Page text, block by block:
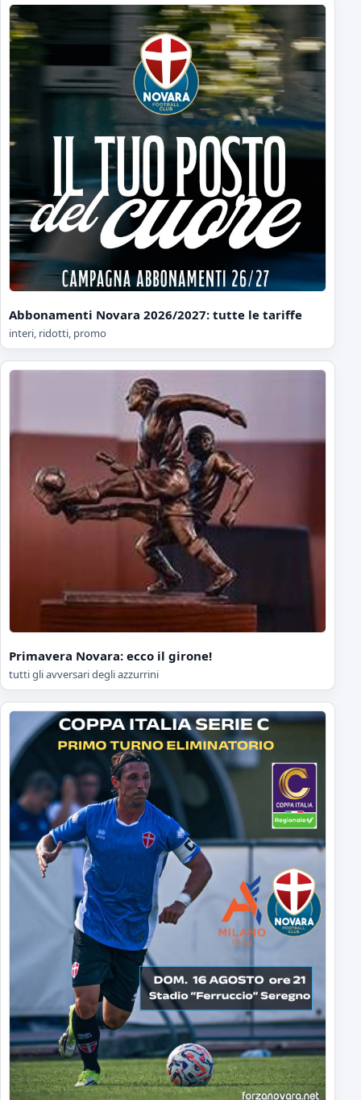
Abbonamenti Novara 2026/2027: tutte le tariffe
interi, ridotti, promo
Primavera Novara: ecco il girone!
tutti gli avversari degli azzurrini